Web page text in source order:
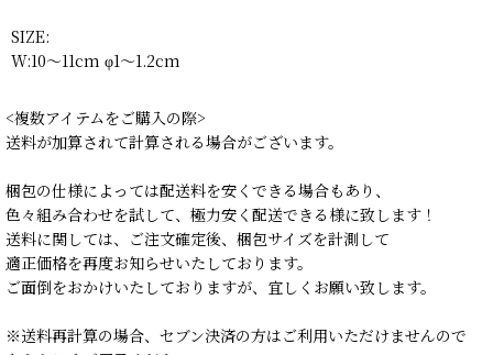
SIZE:
W:10〜11cm φ1〜1.2cm
<複数アイテムをご購入の際>
送料が加算されて計算される場合がございます。
梱包の仕様によっては配送料を安くできる場合もあり、
色々組み合わせを試して、極力安く配送できる様に致します！
送料に関しては、ご注文確定後、梱包サイズを計測して
適正価格を再度お知らせいたしております。
ご面倒をおかけいたしておりますが、宜しくお願い致します。
※送料再計算の場合、セブン決済の方はご利用いただけませんので